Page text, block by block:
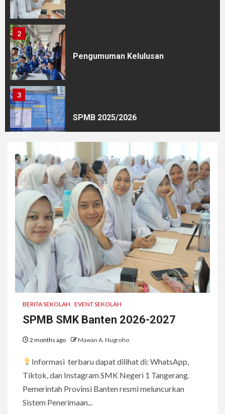
2
Pengumuman Kelulusan
3
SPMB 2025/2026
4
Untuk Yang Diterima Pada
PPDB 2024/2025
PPDB 2024/2025 SMKN 1 & 10
TANGERANG
1
SPMB SMK Banten 2026-2027
Pengumuman Kelulusan
BERITA SEKOLAH EVENT SEKOLAH
SPMB SMK Banten 2026-2027
2 months ago Mawan A. Nugroho
Informasi terbaru dapat dilihat di: WhatsApp,
Tiktok, dan Instagram SMK Negeri 1 Tangerang.
Pemerintah Provinsi Banten resmi meluncurkan
Sistem Penerimaan...